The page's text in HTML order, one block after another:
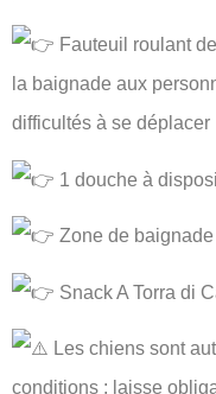
Fauteuil roulant
la baignade aux
difficultés à se déplacer
1 douche à
Zone de
Snack A Torra di
Les chiens sont
conditions : laisse